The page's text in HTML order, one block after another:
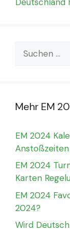
Suchen
nach:
Mehr EM
EM 2024
EM 2024
Karten
EM 2024
2024?
Wird